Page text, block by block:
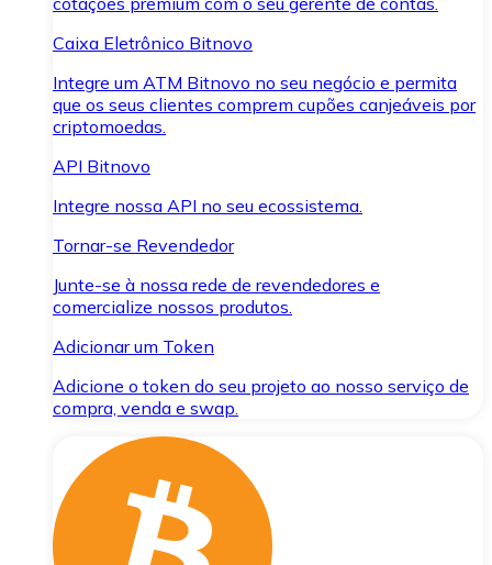
Caixa Eletrônico Bitnovo
Integre um ATM Bitnovo no seu negócio e permita
que os seus clientes comprem cupões canjeáveis por
criptomoedas.
API Bitnovo
Integre nossa API no seu ecossistema.
Tornar-se Revendedor
Junte-se à nossa rede de revendedores e
comercialize nossos produtos.
Adicionar um Token
Adicione o token do seu projeto ao nosso serviço de
compra, venda e swap.